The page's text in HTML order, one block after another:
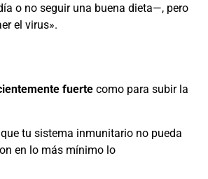
o no seguir una buena dieta—, pero
el virus».
fuerte como para subir la
tu sistema inmunitario no pueda
en lo más mínimo lo